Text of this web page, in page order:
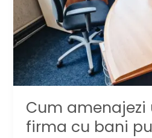
Cum amenajezi
firma cu bani